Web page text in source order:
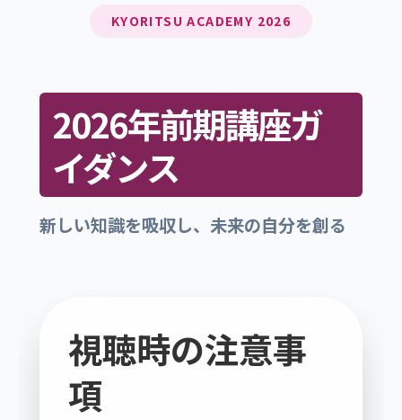
KYORITSU ACADEMY 2026
2026年前期講座ガ
イダンス
新しい知識を吸収し、未来の自分を創る
視聴時の注意事
項